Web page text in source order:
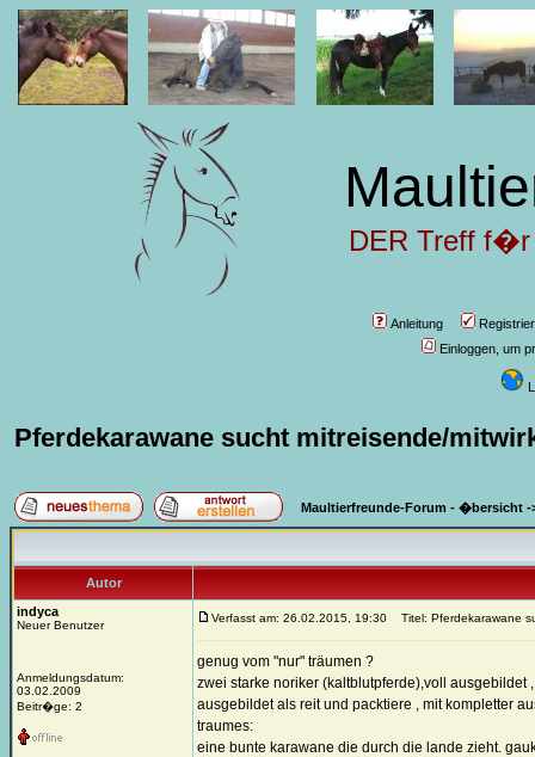
DER Treff f�r
Anleitung
Einloggen, um
Pferdekarawane sucht mitreisende/
Maultierfreunde-Forum - �bersicht -
Autor
indyca
Neuer Benutzer
Anmeldungsdatum:
03.02.2009
Beitr�ge: 2
Verfasst am: 26.02.2015, 19:30 Titel: Pferdekarawane
genug vom "nur" träumen ?
zwei starke noriker (kaltblutpferde),voll
ausgebildet als reit und packtiere , mit kompletter
traumes:
eine bunte karawane die durch die lande zieht.